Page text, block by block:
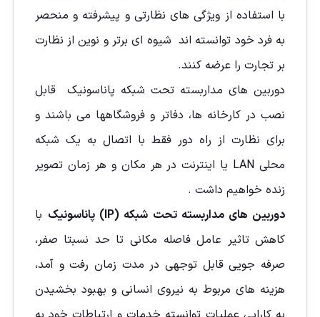
با استفاده از ویژگی های نظارتی و پیشرفته و منحصر
به فرد خود توانسته اند شیوه ای برتر و نوین از نظارت
بر تجارت را عرضه کنند.
دوربین های مداربسته تحت شبکه پاناسونیک قابل
نصب در کارخانه ها، دفاتر و فروشگاهها می باشند و
برای نظارت از راه دور فقط با اتصال به یک شبکه
محلی LAN یا اینترنت در هر مکان و هر زمان تصویر
زنده خواهيم داشت .
دوربین های مداربسته تحت شبکه (IP) پاناسونیک
با
کاهش تاثیر عامل فاصله مکانی تا حد نسبتا صفر،
صرفه جویی قابل توجهی در مدت زمان رفت و آمد،
هزینه های مربوط به نیروی انسانی و بهبود بخشیدن